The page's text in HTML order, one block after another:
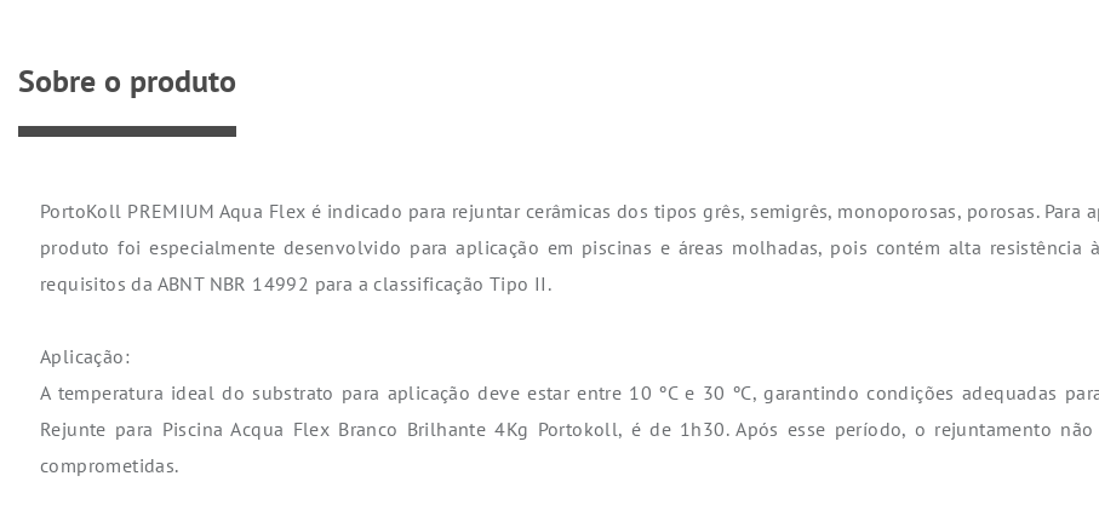
Sobre o produto
PortoKoll PREMIUM Aqua Flex é indicado para rejuntar cerâmicas dos tipos grês, semigrês, monoporosas, porosas.
produto foi especialmente desenvolvido para aplicação em piscinas e áreas molhadas, pois contém alta
requisitos da ABNT NBR 14992 para a classificação Tipo II.
Aplicação:
A temperatura ideal do substrato para aplicação deve estar entre 10 ºC e 30 ºC, garantindo condições adequadas
Rejunte para Piscina Acqua Flex Branco Brilhante 4Kg Portokoll, é de 1h30. Após esse período, o rejuntamento
comprometidas.